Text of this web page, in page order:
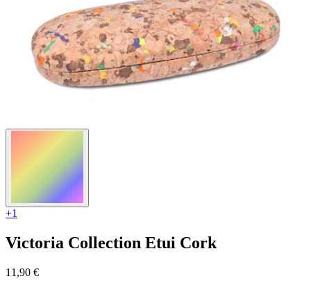
+1
Victoria Collection Etui Cork
11,90 €